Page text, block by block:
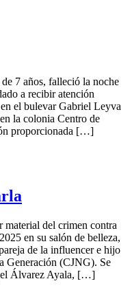
7 años, falleció la noche
a recibir atención
el bulevar Gabriel Leyva
la colonia Centro de
proporcionada […]
material del crimen contra
en su salón de belleza,
de la influencer e hijo
Generación (CJNG). Se
Álvarez Ayala, […]